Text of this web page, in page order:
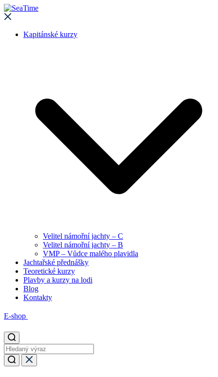
Kapitánské kurzy
Velitel námořní jachty – C
Velitel námořní jachty – B
VMP – Vůdce malého plavidla
Jachtařské přednášky
Teoretické kurzy
Plavby a kurzy na lodi
Blog
Kontakty
E-shop